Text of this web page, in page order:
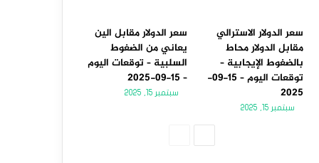
سعر الدولار الاسترالي
مقابل الدولار محاط
بالضغوط الإيجابية –
توقعات اليوم – 15-09-
2025
سبتمبر 15, 2025
سعر الدولار مقابل الين
يعاني من الضغوط
السلبية – توقعات اليوم
– 15-09-2025
سبتمبر 15, 2025